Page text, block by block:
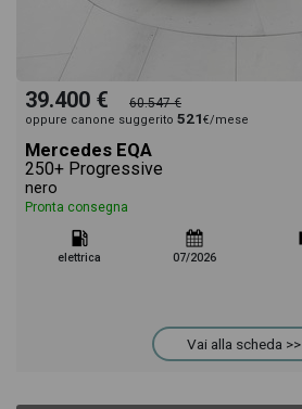
39.400 € 60.547 €
oppure canone suggerito 521€/mese
Mercedes EQA
250+ Progressive
nero
Pronta consegna
elettrica 07/2026
Vai alla scheda >>